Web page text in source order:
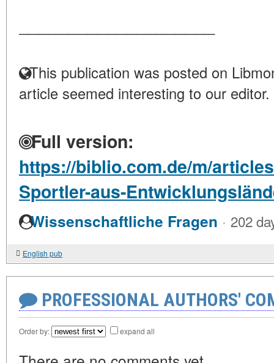
This publication was posted on
article seemed interesting to our editor.
Full version:
https://biblio.com.de/m/
Sportler-aus-
Wissenschaftliche Fragen · 202
English pub
PROFESSIONAL AUTHORS'
Order by: expand all